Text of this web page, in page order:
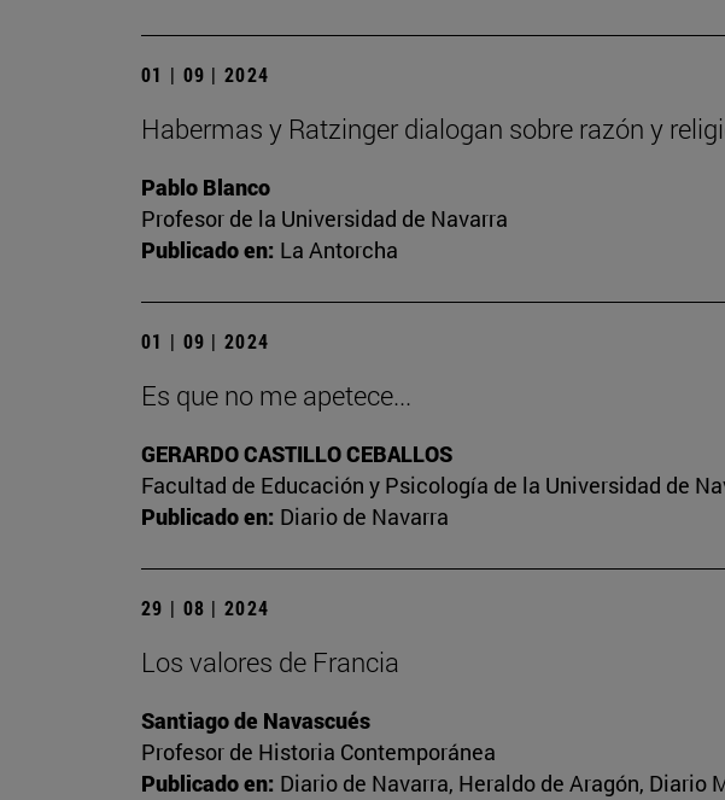
01 | 09 | 2024
Habermas y Ratzinger dialogan sobre razón y
Pablo Blanco
Profesor de la Universidad de Navarra
Publicado en: La Antorcha
01 | 09 | 2024
Es que no me apetece...
GERARDO CASTILLO CEBALLOS
Facultad de Educación y Psicología de la Universidad de
Publicado en: Diario de Navarra
29 | 08 | 2024
Los valores de Francia
Santiago de Navascués
Profesor de Historia Contemporánea
Publicado en: Diario de Navarra, Heraldo de Aragón, Diario